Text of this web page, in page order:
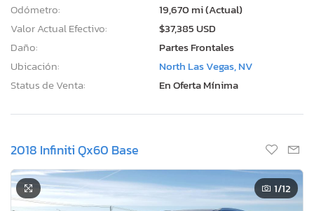
Odómetro:
19,670 mi (Actual)
Valor Actual Efectivo:
$37,385 USD
Daño:
Partes Frontales
Ubicación:
North Las Vegas, NV
Status de Venta:
En Oferta Mínima
2018 Infiniti Qx60 Base
1/12